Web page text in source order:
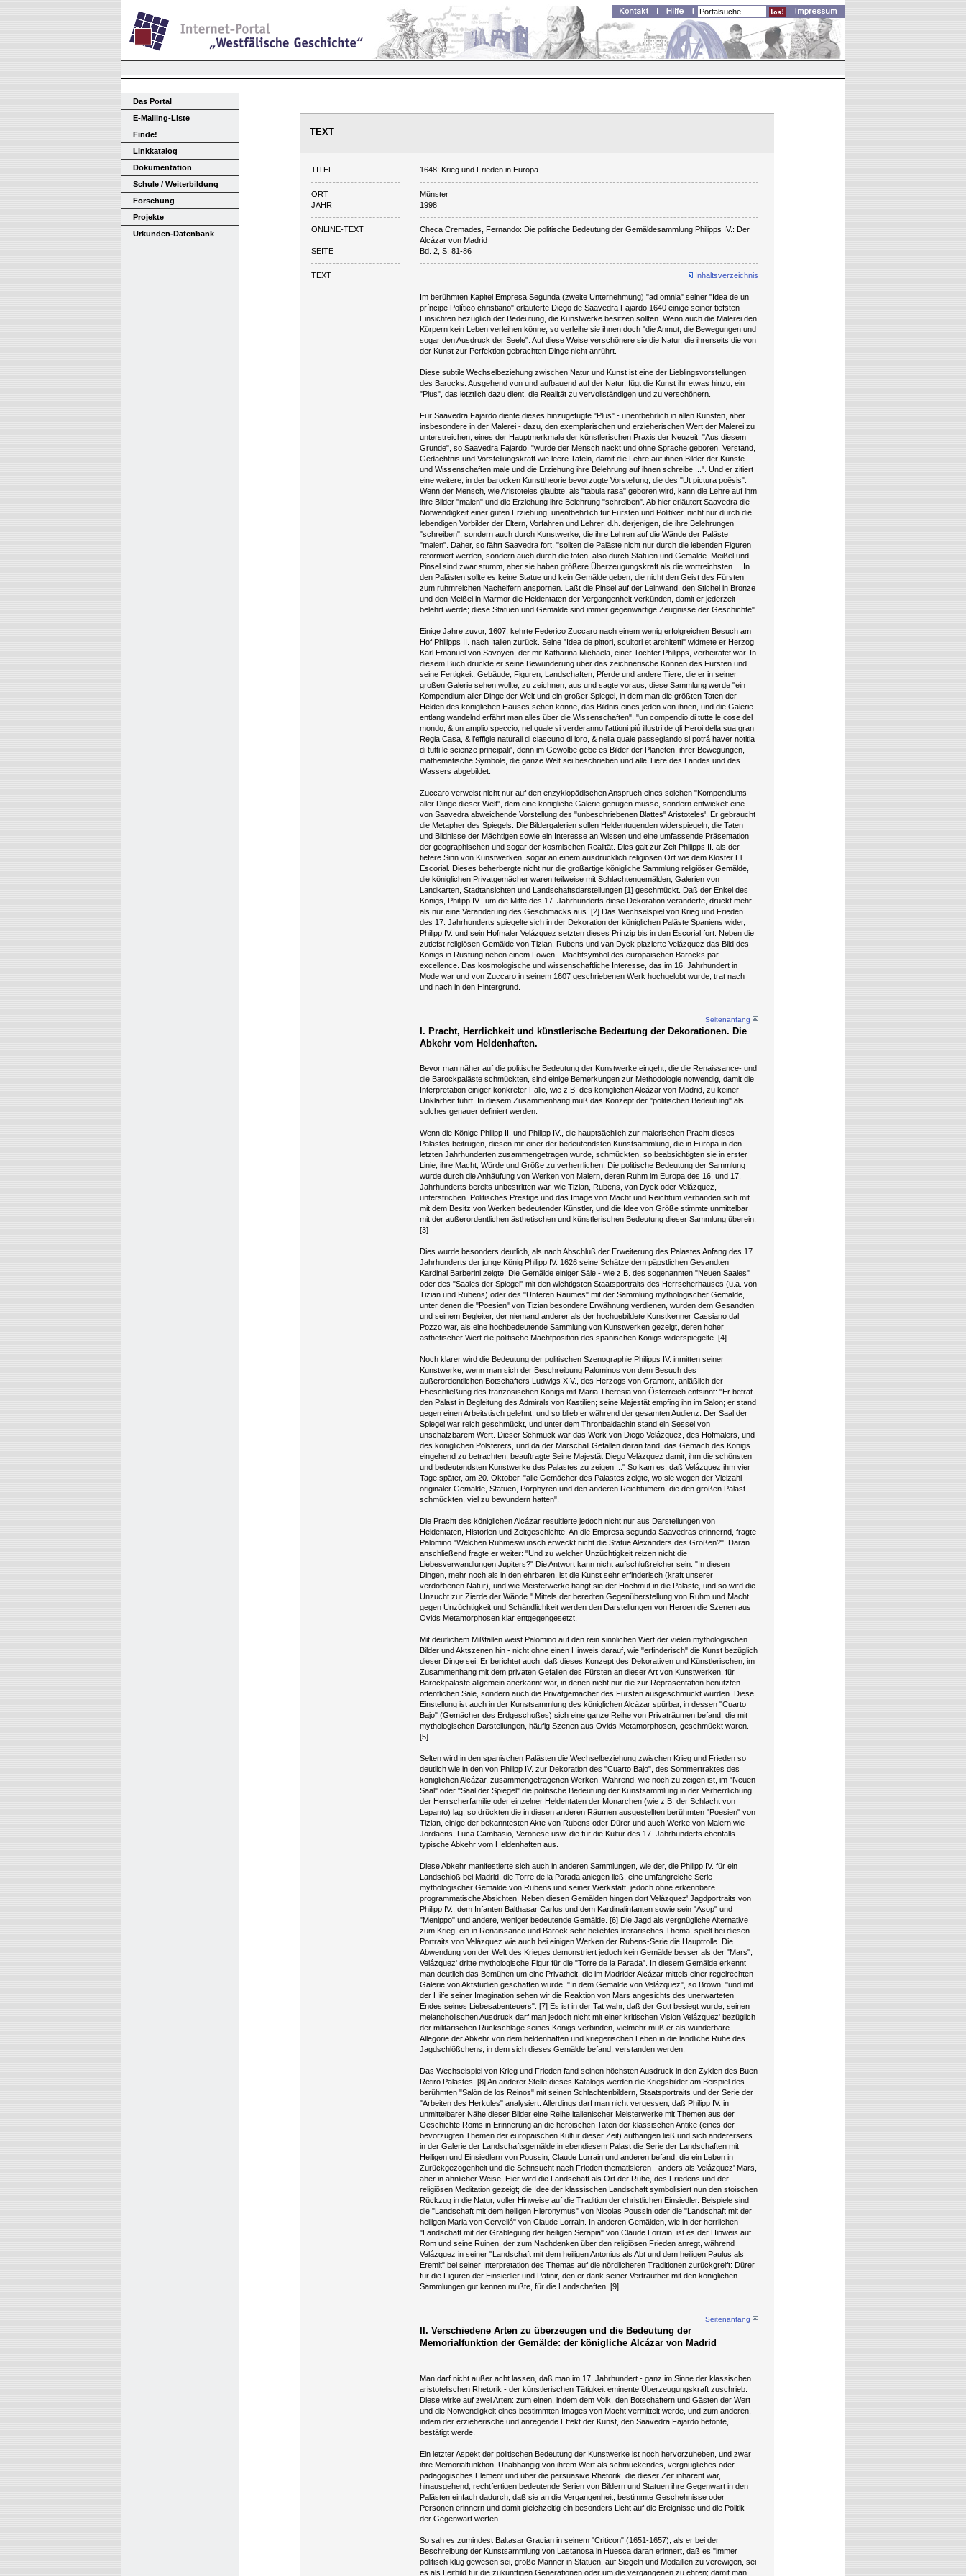
Das Portal
E-Mailing-Liste
Finde!
Linkkatalog
Dokumentation
Schule / Weiterbildung
Forschung
Projekte
Urkunden-Datenbank
TEXT
TITEL 1648: Krieg und Frieden in Europa
ORT
Münster
JAHR
1998
ONLINE-TEXT
Checa Cremades, Fernando: Die politische Bedeutung der Gemäldesammlung Philipps IV.: Der
Alcázar von Madrid
SEITE
Bd. 2, S. 81-86
TEXT Inhaltsverzeichnis
Im berühmten Kapitel Empresa Segunda (zweite Unternehmung) "ad omnia" seiner "Idea de un
príncipe Político christiano" erläuterte Diego de Saavedra Fajardo 1640 einige seiner tiefsten
Einsichten bezüglich der Bedeutung, die Kunstwerke besitzen sollten. Wenn auch die Malerei den
Körpern kein Leben verleihen könne, so verleihe sie ihnen doch "die Anmut, die Bewegungen und
sogar den Ausdruck der Seele". Auf diese Weise verschönere sie die Natur, die ihrerseits die von
der Kunst zur Perfektion gebrachten Dinge nicht anrührt.
Diese subtile Wechselbeziehung zwischen Natur und Kunst ist eine der Lieblingsvorstellungen
des Barocks: Ausgehend von und aufbauend auf der Natur, fügt die Kunst ihr etwas hinzu, ein
"Plus", das letztlich dazu dient, die Realität zu vervollständigen und zu verschönern.
Für Saavedra Fajardo diente dieses hinzugefügte "Plus" - unentbehrlich in allen Künsten, aber
insbesondere in der Malerei - dazu, den exemplarischen und erzieherischen Wert der Malerei zu
unterstreichen, eines der Hauptmerkmale der künstlerischen Praxis der Neuzeit: "Aus diesem
Grunde", so Saavedra Fajardo, "wurde der Mensch nackt und ohne Sprache geboren, Verstand,
Gedächtnis und Vorstellungskraft wie leere Tafeln, damit die Lehre auf ihnen Bilder der Künste
und Wissenschaften male und die Erziehung ihre Belehrung auf ihnen schreibe ...". Und er zitiert
eine weitere, in der barocken Kunsttheorie bevorzugte Vorstellung, die des "Ut pictura poësis".
Wenn der Mensch, wie Aristoteles glaubte, als "tabula rasa" geboren wird, kann die Lehre auf ihm
ihre Bilder "malen" und die Erziehung ihre Belehrung "schreiben". Ab hier erläutert Saavedra die
Notwendigkeit einer guten Erziehung, unentbehrlich für Fürsten und Politiker, nicht nur durch die
lebendigen Vorbilder der Eltern, Vorfahren und Lehrer, d.h. derjenigen, die ihre Belehrungen
"schreiben", sondern auch durch Kunstwerke, die ihre Lehren auf die Wände der Paläste
"malen". Daher, so fährt Saavedra fort, "sollten die Paläste nicht nur durch die lebenden Figuren
reformiert werden, sondern auch durch die toten, also durch Statuen und Gemälde. Meißel und
Pinsel sind zwar stumm, aber sie haben größere Überzeugungskraft als die wortreichsten ... In
den Palästen sollte es keine Statue und kein Gemälde geben, die nicht den Geist des Fürsten
zum ruhmreichen Nacheifern anspornen. Laßt die Pinsel auf der Leinwand, den Stichel in Bronze
und den Meißel in Marmor die Heldentaten der Vergangenheit verkünden, damit er jederzeit
belehrt werde; diese Statuen und Gemälde sind immer gegenwärtige Zeugnisse der Geschichte".
Einige Jahre zuvor, 1607, kehrte Federico Zuccaro nach einem wenig erfolgreichen Besuch am
Hof Philipps II. nach Italien zurück. Seine "Idea de pittori, scultori et architetti" widmete er Herzog
Karl Emanuel von Savoyen, der mit Katharina Michaela, einer Tochter Philipps, verheiratet war. In
diesem Buch drückte er seine Bewunderung über das zeichnerische Können des Fürsten und
seine Fertigkeit, Gebäude, Figuren, Landschaften, Pferde und andere Tiere, die er in seiner
großen Galerie sehen wollte, zu zeichnen, aus und sagte voraus, diese Sammlung werde "ein
Kompendium aller Dinge der Welt und ein großer Spiegel, in dem man die größten Taten der
Helden des königlichen Hauses sehen könne, das Bildnis eines jeden von ihnen, und die Galerie
entlang wandelnd erfährt man alles über die Wissenschaften", "un compendio di tutte le cose del
mondo, & un amplio speccio, nel quale si verderanno l’attioni piú illustri de gli Heroi della sua gran
Regia Casa, & l’effigie naturali di ciascuno di loro, & nella quale passegiando si potrá haver notitia
di tutti le scienze principali", denn im Gewölbe gebe es Bilder der Planeten, ihrer Bewegungen,
mathematische Symbole, die ganze Welt sei beschrieben und alle Tiere des Landes und des
Wassers abgebildet.
Zuccaro verweist nicht nur auf den enzyklopädischen Anspruch eines solchen "Kompendiums
aller Dinge dieser Welt", dem eine königliche Galerie genügen müsse, sondern entwickelt eine
von Saavedra abweichende Vorstellung des "unbeschriebenen Blattes" Aristoteles'. Er gebraucht
die Metapher des Spiegels: Die Bildergalerien sollen Heldentugenden widerspiegeln, die Taten
und Bildnisse der Mächtigen sowie ein Interesse an Wissen und eine umfassende Präsentation
der geographischen und sogar der kosmischen Realität. Dies galt zur Zeit Philipps II. als der
tiefere Sinn von Kunstwerken, sogar an einem ausdrücklich religiösen Ort wie dem Kloster El
Escorial. Dieses beherbergte nicht nur die großartige königliche Sammlung religiöser Gemälde,
die königlichen Privatgemächer waren teilweise mit Schlachtengemälden, Galerien von
Landkarten, Stadtansichten und Landschaftsdarstellungen [1] geschmückt. Daß der Enkel des
Königs, Philipp IV., um die Mitte des 17. Jahrhunderts diese Dekoration veränderte, drückt mehr
als nur eine Veränderung des Geschmacks aus. [2] Das Wechselspiel von Krieg und Frieden
des 17. Jahrhunderts spiegelte sich in der Dekoration der königlichen Paläste Spaniens wider,
Philipp IV. und sein Hofmaler Velázquez setzten dieses Prinzip bis in den Escorial fort. Neben die
zutiefst religiösen Gemälde von Tizian, Rubens und van Dyck plazierte Velázquez das Bild des
Königs in Rüstung neben einem Löwen - Machtsymbol des europäischen Barocks par
excellence. Das kosmologische und wissenschaftliche Interesse, das im 16. Jahrhundert in
Mode war und von Zuccaro in seinem 1607 geschriebenen Werk hochgelobt wurde, trat nach
und nach in den Hintergrund.
Seitenanfang
I. Pracht, Herrlichkeit und künstlerische Bedeutung der Dekorationen. Die
Abkehr vom Heldenhaften.
Bevor man näher auf die politische Bedeutung der Kunstwerke eingeht, die die Renaissance- und
die Barockpaläste schmückten, sind einige Bemerkungen zur Methodologie notwendig, damit die
Interpretation einiger konkreter Fälle, wie z.B. des königlichen Alcázar von Madrid, zu keiner
Unklarheit führt. In diesem Zusammenhang muß das Konzept der "politischen Bedeutung" als
solches genauer definiert werden.
Wenn die Könige Philipp II. und Philipp IV., die hauptsächlich zur malerischen Pracht dieses
Palastes beitrugen, diesen mit einer der bedeutendsten Kunstsammlung, die in Europa in den
letzten Jahrhunderten zusammengetragen wurde, schmückten, so beabsichtigten sie in erster
Linie, ihre Macht, Würde und Größe zu verherrlichen. Die politische Bedeutung der Sammlung
wurde durch die Anhäufung von Werken von Malern, deren Ruhm im Europa des 16. und 17.
Jahrhunderts bereits unbestritten war, wie Tizian, Rubens, van Dyck oder Velázquez,
unterstrichen. Politisches Prestige und das Image von Macht und Reichtum verbanden sich mit
mit dem Besitz von Werken bedeutender Künstler, und die Idee von Größe stimmte unmittelbar
mit der außerordentlichen ästhetischen und künstlerischen Bedeutung dieser Sammlung überein.
[3]
Dies wurde besonders deutlich, als nach Abschluß der Erweiterung des Palastes Anfang des 17.
Jahrhunderts der junge König Philipp IV. 1626 seine Schätze dem päpstlichen Gesandten
Kardinal Barberini zeigte: Die Gemälde einiger Säle - wie z.B. des sogenannten "Neuen Saales"
oder des "Saales der Spiegel" mit den wichtigsten Staatsportraits des Herrscherhauses (u.a. von
Tizian und Rubens) oder des "Unteren Raumes" mit der Sammlung mythologischer Gemälde,
unter denen die "Poesien" von Tizian besondere Erwähnung verdienen, wurden dem Gesandten
und seinem Begleiter, der niemand anderer als der hochgebildete Kunstkenner Cassiano dal
Pozzo war, als eine hochbedeutende Sammlung von Kunstwerken gezeigt, deren hoher
ästhetischer Wert die politische Machtposition des spanischen Königs widerspiegelte. [4]
Noch klarer wird die Bedeutung der politischen Szenographie Philipps IV. inmitten seiner
Kunstwerke, wenn man sich der Beschreibung Palominos von dem Besuch des
außerordentlichen Botschafters Ludwigs XIV., des Herzogs von Gramont, anläßlich der
Eheschließung des französischen Königs mit Maria Theresia von Österreich entsinnt: "Er betrat
den Palast in Begleitung des Admirals von Kastilien; seine Majestät empfing ihn im Salon; er stand
gegen einen Arbeitstisch gelehnt, und so blieb er während der gesamten Audienz. Der Saal der
Spiegel war reich geschmückt, und unter dem Thronbaldachin stand ein Sessel von
unschätzbarem Wert. Dieser Schmuck war das Werk von Diego Velázquez, des Hofmalers, und
des königlichen Polsterers, und da der Marschall Gefallen daran fand, das Gemach des Königs
eingehend zu betrachten, beauftragte Seine Majestät Diego Velázquez damit, ihm die schönsten
und bedeutendsten Kunstwerke des Palastes zu zeigen ..." So kam es, daß Velázquez ihm vier
Tage später, am 20. Oktober, "alle Gemächer des Palastes zeigte, wo sie wegen der Vielzahl
originaler Gemälde, Statuen, Porphyren und den anderen Reichtümern, die den großen Palast
schmückten, viel zu bewundern hatten".
Die Pracht des königlichen Alcázar resultierte jedoch nicht nur aus Darstellungen von
Heldentaten, Historien und Zeitgeschichte. An die Empresa segunda Saavedras erinnernd, fragte
Palomino "Welchen Ruhmeswunsch erweckt nicht die Statue Alexanders des Großen?". Daran
anschließend fragte er weiter: "Und zu welcher Unzüchtigkeit reizen nicht die
Liebesverwandlungen Jupiters?" Die Antwort kann nicht aufschlußreicher sein: "In diesen
Dingen, mehr noch als in den ehrbaren, ist die Kunst sehr erfinderisch (kraft unserer
verdorbenen Natur), und wie Meisterwerke hängt sie der Hochmut in die Paläste, und so wird die
Unzucht zur Zierde der Wände." Mittels der beredten Gegenüberstellung von Ruhm und Macht
gegen Unzüchtigkeit und Schändlichkeit werden den Darstellungen von Heroen die Szenen aus
Ovids Metamorphosen klar entgegengesetzt.
Mit deutlichem Mißfallen weist Palomino auf den rein sinnlichen Wert der vielen mythologischen
Bilder und Aktszenen hin - nicht ohne einen Hinweis darauf, wie "erfinderisch" die Kunst bezüglich
dieser Dinge sei. Er berichtet auch, daß dieses Konzept des Dekorativen und Künstlerischen, im
Zusammenhang mit dem privaten Gefallen des Fürsten an dieser Art von Kunstwerken, für
Barockpaläste allgemein anerkannt war, in denen nicht nur die zur Repräsentation benutzten
öffentlichen Säle, sondern auch die Privatgemächer des Fürsten ausgeschmückt wurden. Diese
Einstellung ist auch in der Kunstsammlung des königlichen Alcázar spürbar, in dessen "Cuarto
Bajo" (Gemächer des Erdgeschoßes) sich eine ganze Reihe von Privaträumen befand, die mit
mythologischen Darstellungen, häufig Szenen aus Ovids Metamorphosen, geschmückt waren.
[5]
Selten wird in den spanischen Palästen die Wechselbeziehung zwischen Krieg und Frieden so
deutlich wie in den von Philipp IV. zur Dekoration des "Cuarto Bajo", des Sommertraktes des
königlichen Alcázar, zusammengetragenen Werken. Während, wie noch zu zeigen ist, im "Neuen
Saal" oder "Saal der Spiegel" die politische Bedeutung der Kunstsammlung in der Verherrlichung
der Herrscherfamilie oder einzelner Heldentaten der Monarchen (wie z.B. der Schlacht von
Lepanto) lag, so drückten die in diesen anderen Räumen ausgestellten berühmten "Poesien" von
Tizian, einige der bekanntesten Akte von Rubens oder Dürer und auch Werke von Malern wie
Jordaens, Luca Cambasio, Veronese usw. die für die Kultur des 17. Jahrhunderts ebenfalls
typische Abkehr vom Heldenhaften aus.
Diese Abkehr manifestierte sich auch in anderen Sammlungen, wie der, die Philipp IV. für ein
Landschloß bei Madrid, die Torre de la Parada anlegen ließ, eine umfangreiche Serie
mythologischer Gemälde von Rubens und seiner Werkstatt, jedoch ohne erkennbare
programmatische Absichten. Neben diesen Gemälden hingen dort Velázquez' Jagdportraits von
Philipp IV., dem Infanten Balthasar Carlos und dem Kardinalinfanten sowie sein "Äsop" und
"Menippo" und andere, weniger bedeutende Gemälde. [6] Die Jagd als vergnügliche Alternative
zum Krieg, ein in Renaissance und Barock sehr beliebtes literarisches Thema, spielt bei diesen
Portraits von Velázquez wie auch bei einigen Werken der Rubens-Serie die Hauptrolle. Die
Abwendung von der Welt des Krieges demonstriert jedoch kein Gemälde besser als der "Mars",
Velázquez' dritte mythologische Figur für die "Torre de la Parada". In diesem Gemälde erkennt
man deutlich das Bemühen um eine Privatheit, die im Madrider Alcázar mittels einer regelrechten
Galerie von Aktstudien geschaffen wurde. "In dem Gemälde von Velázquez", so Brown, "und mit
der Hilfe seiner Imagination sehen wir die Reaktion von Mars angesichts des unerwarteten
Endes seines Liebesabenteuers". [7] Es ist in der Tat wahr, daß der Gott besiegt wurde; seinen
melancholischen Ausdruck darf man jedoch nicht mit einer kritischen Vision Velázquez' bezüglich
der militärischen Rückschläge seines Königs verbinden, vielmehr muß er als wunderbare
Allegorie der Abkehr von dem heldenhaften und kriegerischen Leben in die ländliche Ruhe des
Jagdschlößchens, in dem sich dieses Gemälde befand, verstanden werden.
Das Wechselspiel von Krieg und Frieden fand seinen höchsten Ausdruck in den Zyklen des Buen
Retiro Palastes. [8] An anderer Stelle dieses Katalogs werden die Kriegsbilder am Beispiel des
berühmten "Salón de los Reinos" mit seinen Schlachtenbildern, Staatsportraits und der Serie der
"Arbeiten des Herkules" analysiert. Allerdings darf man nicht vergessen, daß Philipp IV. in
unmittelbarer Nähe dieser Bilder eine Reihe italienischer Meisterwerke mit Themen aus der
Geschichte Roms in Erinnerung an die heroischen Taten der klassischen Antike (eines der
bevorzugten Themen der europäischen Kultur dieser Zeit) aufhängen ließ und sich andererseits
in der Galerie der Landschaftsgemälde in ebendiesem Palast die Serie der Landschaften mit
Heiligen und Einsiedlern von Poussin, Claude Lorrain und anderen befand, die ein Leben in
Zurückgezogenheit und die Sehnsucht nach Frieden thematisieren - anders als Velázquez' Mars,
aber in ähnlicher Weise. Hier wird die Landschaft als Ort der Ruhe, des Friedens und der
religiösen Meditation gezeigt; die Idee der klassischen Landschaft symbolisiert nun den stoischen
Rückzug in die Natur, voller Hinweise auf die Tradition der christlichen Einsiedler. Beispiele sind
die "Landschaft mit dem heiligen Hieronymus" von Nicolas Poussin oder die "Landschaft mit der
heiligen Maria von Cervelló" von Claude Lorrain. In anderen Gemälden, wie in der herrlichen
"Landschaft mit der Grablegung der heiligen Serapia" von Claude Lorrain, ist es der Hinweis auf
Rom und seine Ruinen, der zum Nachdenken über den religiösen Frieden anregt, während
Velázquez in seiner "Landschaft mit dem heiligen Antonius als Abt und dem heiligen Paulus als
Eremit" bei seiner Interpretation des Themas auf die nördlicheren Traditionen zurückgreift: Dürer
für die Figuren der Einsiedler und Patinir, den er dank seiner Vertrautheit mit den königlichen
Sammlungen gut kennen mußte, für die Landschaften. [9]
Seitenanfang
II. Verschiedene Arten zu überzeugen und die Bedeutung der
Memorialfunktion der Gemälde: der königliche Alcázar von Madrid
Man darf nicht außer acht lassen, daß man im 17. Jahrhundert - ganz im Sinne der klassischen
aristotelischen Rhetorik - der künstlerischen Tätigkeit eminente Überzeugungskraft zuschrieb.
Diese wirke auf zwei Arten: zum einen, indem dem Volk, den Botschaftern und Gästen der Wert
und die Notwendigkeit eines bestimmten Images von Macht vermittelt werde, und zum anderen,
indem der erzieherische und anregende Effekt der Kunst, den Saavedra Fajardo betonte,
bestätigt werde.
Ein letzter Aspekt der politischen Bedeutung der Kunstwerke ist noch hervorzuheben, und zwar
ihre Memorialfunktion. Unabhängig von ihrem Wert als schmückendes, vergnügliches oder
pädagogisches Element und über die persuasive Rhetorik, die dieser Zeit inhärent war,
hinausgehend, rechtfertigen bedeutende Serien von Bildern und Statuen ihre Gegenwart in den
Palästen einfach dadurch, daß sie an die Vergangenheit, bestimmte Geschehnisse oder
Personen erinnern und damit gleichzeitig ein besonders Licht auf die Ereignisse und die Politik
der Gegenwart werfen.
So sah es zumindest Baltasar Gracian in seinem "Criticon" (1651-1657), als er bei der
Beschreibung der Kunstsammlung von Lastanosa in Huesca daran erinnert, daß es "immer
politisch klug gewesen sei, große Männer in Statuen, auf Siegeln und Medaillen zu verewigen, sei
es als Leitbild für die zukünftigen Generationen oder um die vergangenen zu ehren; damit man